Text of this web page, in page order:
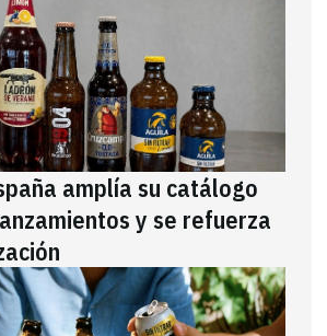
amplía su catálogo
y se refuerza